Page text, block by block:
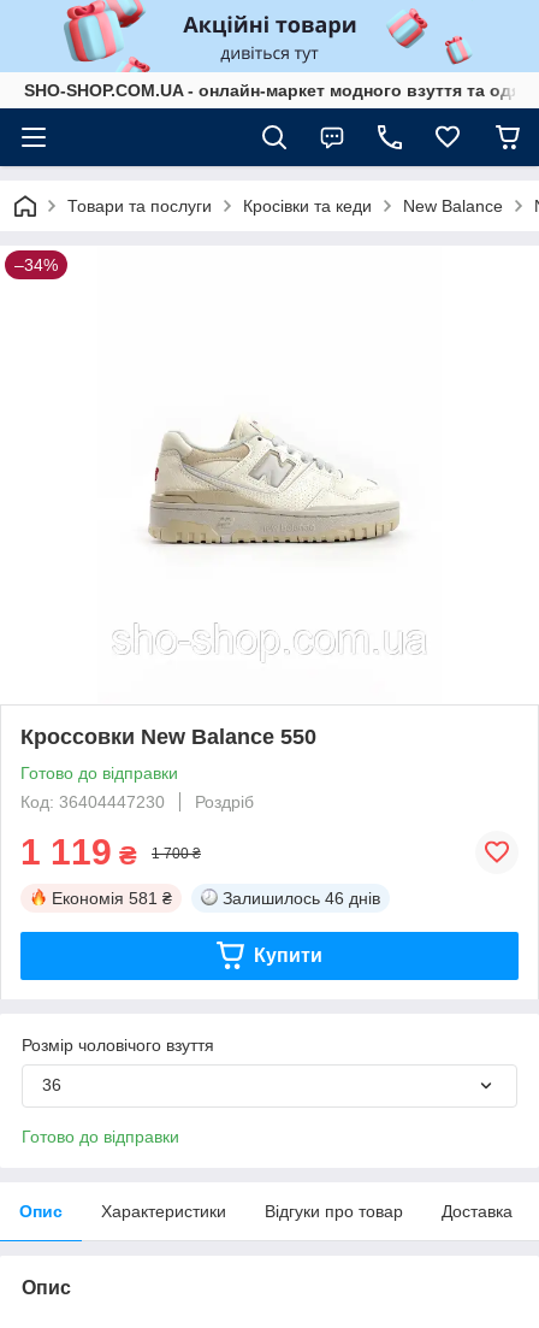
SHO-SHOP.COM.UA - онлайн-маркет модного взуття та
Товари та послуги Кросівки та кеди New Balance
–34%
Кроссовки New Balance 550
Готово до відправки
Код: 36404447230
Роздріб
1 119 ₴ 1 700 ₴
Економія 581 ₴ Залишилось 46 днів
Купити
Розмір чоловічого взуття
36
Готово до відправки
Опис Характеристики Відгуки про товар Доставка
Опис